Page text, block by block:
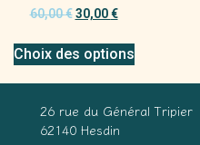
60,00€ 30,00€
Choix des options
26 rue du Général Tripier
62140 Hesdin